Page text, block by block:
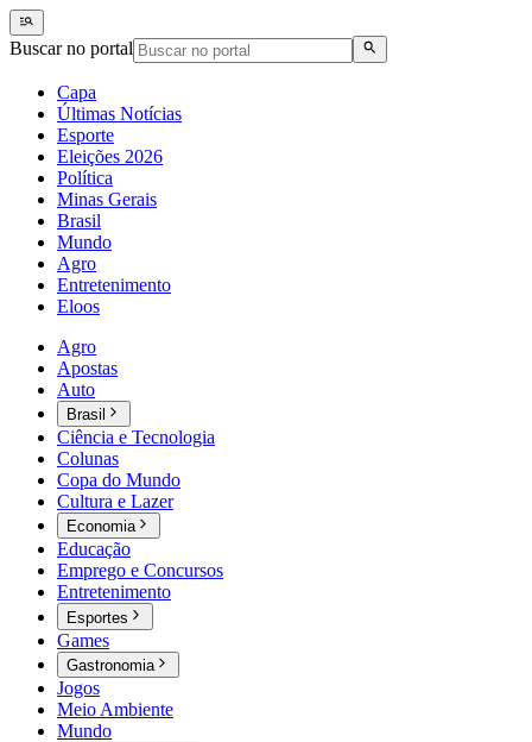
Buscar no portal
Capa
Últimas Notícias
Esporte
Eleições 2026
Política
Minas Gerais
Brasil
Mundo
Agro
Entretenimento
Eloos
Agro
Apostas
Auto
Brasil
Ciência e Tecnologia
Colunas
Copa do Mundo
Cultura e Lazer
Economia
Educação
Emprego e Concursos
Entretenimento
Esportes
Games
Gastronomia
Jogos
Meio Ambiente
Mundo